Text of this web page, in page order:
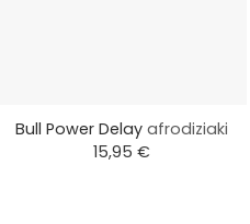
Bull Power Delay afrodiziaki
15,95 €